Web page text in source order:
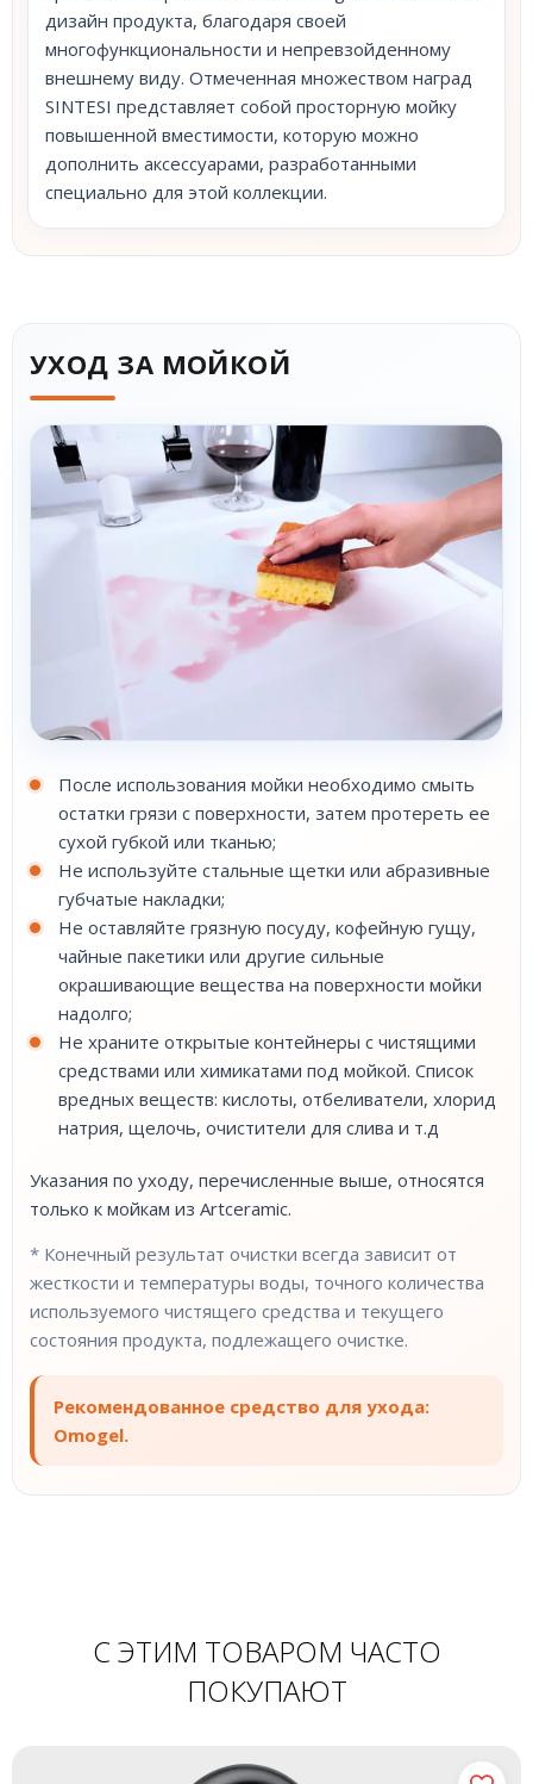
дизайн продукта, благодаря своей
многофункциональности и непревзойденному
внешнему виду. Отмеченная множеством наград
SINTESI представляет собой просторную мойку
повышенной вместимости, которую можно
дополнить аксессуарами, разработанными
специально для этой коллекции.
УХОД ЗА МОЙКОЙ
После использования мойки необходимо смыть
остатки грязи с поверхности, затем протереть ее
сухой губкой или тканью;
Не используйте стальные щетки или абразивные
губчатые накладки;
Не оставляйте грязную посуду, кофейную гущу,
чайные пакетики или другие сильные
окрашивающие вещества на поверхности мойки
надолго;
Не храните открытые контейнеры с чистящими
средствами или химикатами под мойкой. Список
вредных веществ: кислоты, отбеливатели, хлорид
натрия, щелочь, очистители для слива и т.д
Указания по уходу, перечисленные выше, относятся
только к мойкам из Artceramic.
* Конечный результат очистки всегда зависит от
жесткости и температуры воды, точного количества
используемого чистящего средства и текущего
состояния продукта, подлежащего очистке.
Рекомендованное средство для ухода:
Omogel.
С ЭТИМ ТОВАРОМ ЧАСТО
ПОКУПАЮТ